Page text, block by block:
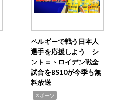
ベルギーで戦う日本人
選手を応援しよう シ
ント＝トロイデン戦全
試合をBS10が今季も無
料放送
スポーツ